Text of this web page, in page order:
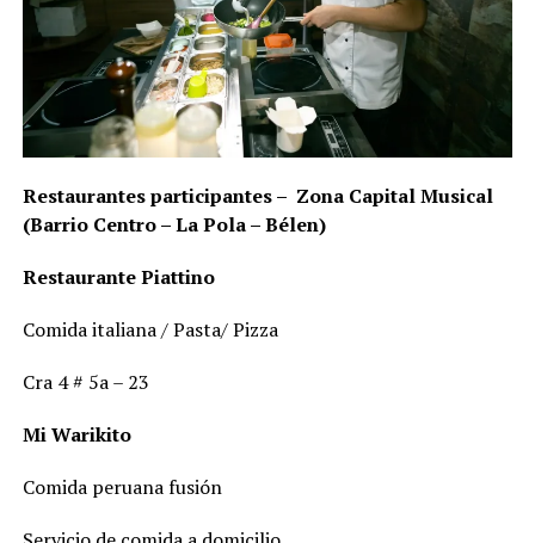
Restaurantes participantes – Zona Capital Musical
(Barrio Centro – La Pola – Bélen)
Restaurante Piattino
Comida italiana / Pasta/ Pizza
Cra 4 # 5a – 23
Mi Warikito
Comida peruana fusión